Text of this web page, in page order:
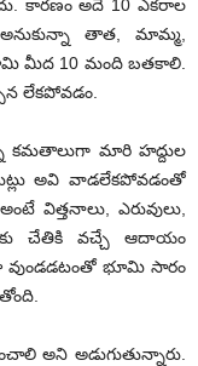
కారణం అదే 10 ఎకరాల
అనుకున్నా తాత, మామ్మ,
మీద 10 మంది బతకాలి.
లేకపోవడం.
కమతాలుగా మారి హద్దుల
అవి వాడలేకపోవడంతో
విత్తనాలు, ఎరువులు,
చేతికి వచ్చే ఆదాయం
వుండడటంతో భూమి సారం
అని అడుగుతున్నారు.